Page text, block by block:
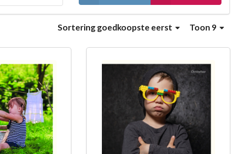
Toon 9
Sorteringgoedkoopste eerst